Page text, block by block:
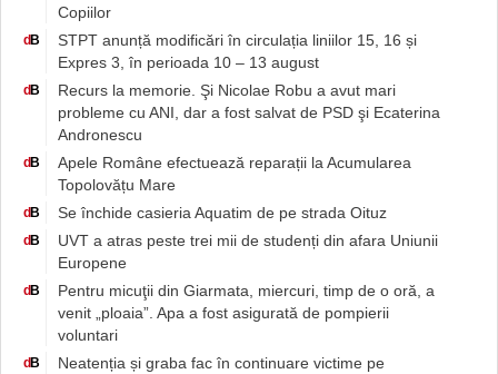
Copiilor
d B
STPT anunță modificări în circulația liniilor 15, 16 și
Expres 3, în perioada 10 – 13 august
d B
Recurs la memorie. Şi Nicolae Robu a avut mari
probleme cu ANI, dar a fost salvat de PSD şi Ecaterina
Andronescu
d B
Apele Române efectuează reparații la Acumularea
Topolovățu Mare
d B Se închide casieria Aquatim de pe strada Oituz
d B
UVT a atras peste trei mii de studenți din afara Uniunii
Europene
d B
Pentru micuţii din Giarmata, miercuri, timp de o oră, a
venit „ploaia”. Apa a fost asigurată de pompierii
voluntari
d B
Neatenția și graba fac în continuare victime pe